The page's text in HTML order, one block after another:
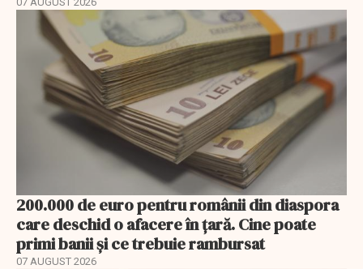
200.000 de euro pentru românii din diaspora
care deschid o afacere în țară. Cine poate
primi banii și ce trebuie rambursat
07 AUGUST 2026